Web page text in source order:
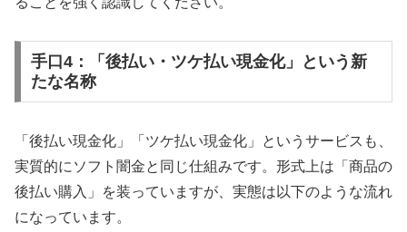
手口4：「後払い・ツケ払い現金化」という新
たな名称
「後払い現金化」「ツケ払い現金化」というサービスも、
実質的にソフト闇金と同じ仕組みです。形式上は「商品の
後払い購入」を装っていますが、実態は以下のような流れ
になっています。